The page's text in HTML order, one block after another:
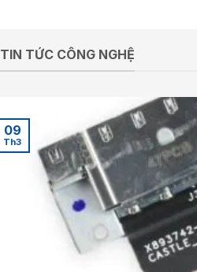
TIN TỨC CÔNG NGHỆ
09
Th3